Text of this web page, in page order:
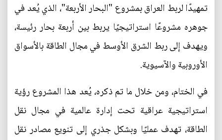
تمهيدًا لربط العراق بمشروع "البحار الأربعة"، الذي يُعد في
جوهره مشروعًا استراتيجيًا يربط بين أربعة بحار رئيسة،
ويهدف إلى ربط الشرق الأوسط في مجال الطاقة بالأسواق
الأوروبية والآسيوية.
في الختام، ومن خلال ما تم ذكره، يُعد هذا المشروع رؤية
استراتيجية عراقية تحت إدارة عالمية في مجال نقل
الطاقة، تهدف عمليًا وبشكل جذري إلى تنويع مصادر نقل